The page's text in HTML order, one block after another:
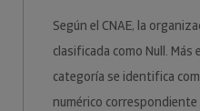
Según el CNAE, la
clasificada como Null. Más
categoría se identifica
numérico correspondiente